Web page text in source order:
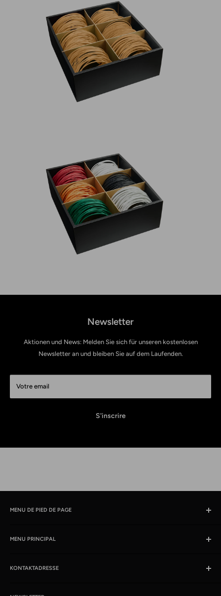
Newsletter
Aktionen und News: Melden Sie sich für unseren kostenlosen
Newsletter an und bleiben Sie auf dem Laufenden.
Votre email
S'inscrire
MENU DE PIED DE PAGE
Horaires et lieu d'ouverture
Conditions
MENU PRINCIPAL
News
KONTAKTADRESSE